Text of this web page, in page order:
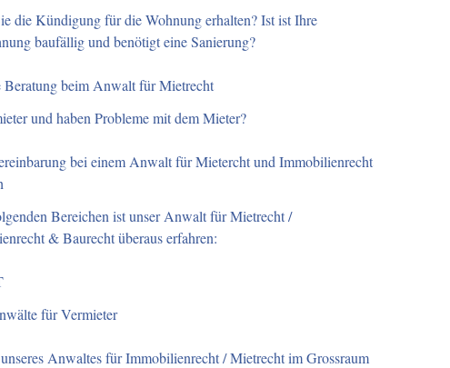
die Kündigung für die Wohnung erhalten? Ist ist Ihre
baufällig und benötigt eine Sanierung?
Beratung beim Anwalt für Mietrecht
und haben Probleme mit dem Mieter?
bei einem Anwalt für Mietercht und Immobilienrecht
Bereichen ist unser Anwalt für Mietrecht /
& Baurecht überaus erfahren:
für Vermieter
Anwaltes für Immobilienrecht / Mietrecht im Grossraum